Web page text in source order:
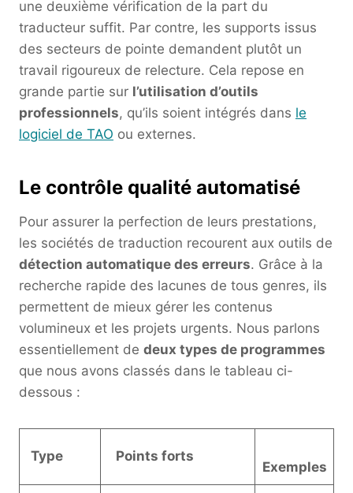
une deuxième vérification de la part du
traducteur suffit. Par contre, les supports issus
des secteurs de pointe demandent plutôt un
travail rigoureux de relecture. Cela repose en
grande partie sur l’utilisation d’outils
professionnels, qu’ils soient intégrés dans le
logiciel de TAO ou externes.
Le contrôle qualité automatisé
Pour assurer la perfection de leurs prestations,
les sociétés de traduction recourent aux outils de
détection automatique des erreurs. Grâce à la
recherche rapide des lacunes de tous genres, ils
permettent de mieux gérer les contenus
volumineux et les projets urgents. Nous parlons
essentiellement de deux types de programmes
que nous avons classés dans le tableau ci-
dessous :
Type Points forts
Exemples